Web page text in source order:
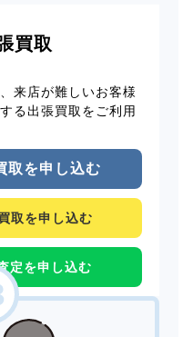
買取
来店が難しいお客様
る出張買取をご利用
取を申し込む
取を申し込む
定を申し込む